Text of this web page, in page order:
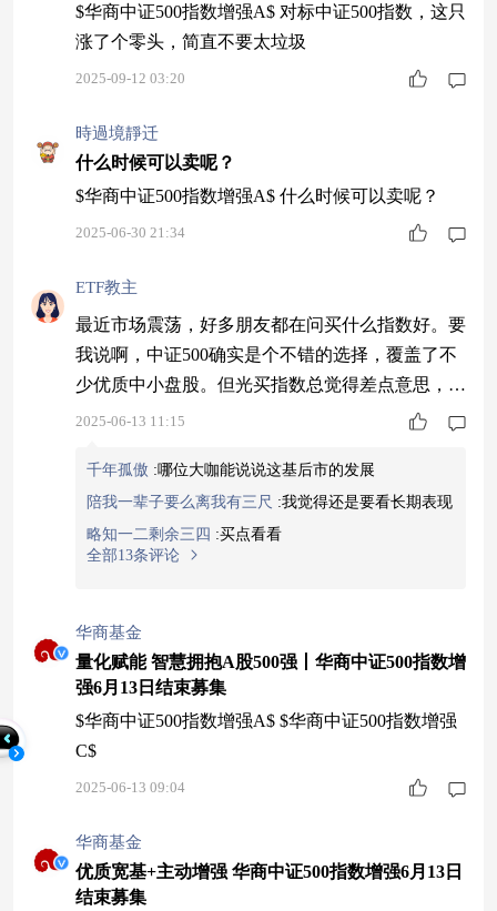
$华商中证500指数增强A$ 对标中证500指数，这只
涨了个零头，简直不要太垃圾
2025-09-12 03:20
時過境靜迁
什么时候可以卖呢？
$华商中证500指数增强A$ 什么时候可以卖呢？
2025-06-30 21:34
ETF教主
最近市场震荡，好多朋友都在问买什么指数好。要
我说啊，中证500确实是个不错的选择，覆盖了不
少优质中小盘股。但光买指数总觉得差点意思，你
看$华商中证500指数增强A$(023826)就不一样，人
收益。这不比单纯买指数香吗？今天最后一天募
集，想上车的得抓紧了，机会不等人。#潮玩赛道
爆火！泡泡玛特市值空间有多大？#
2025-06-13 11:15
千年孤傲 :哪位大咖能说说这基后市的发展
陪我一辈子要么离我有三尺 :我觉得还是要看长期表现
略知一二剩余三四 :买点看看
全部13条评论
华商基金
量化赋能 智慧拥抱A股500强丨华商中证500指数增
强6月13日结束募集
$华商中证500指数增强A$ $华商中证500指数增强
C$
2025-06-13 09:04
华商基金
优质宽基+主动增强 华商中证500指数增强6月13日
结束募集